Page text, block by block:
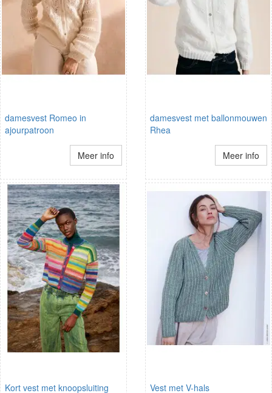
damesvest Romeo in
ajourpatroon
Meer info
damesvest met ballonmouwen
Rhea
Meer info
Kort vest met knoopsluiting Vest met V-hals